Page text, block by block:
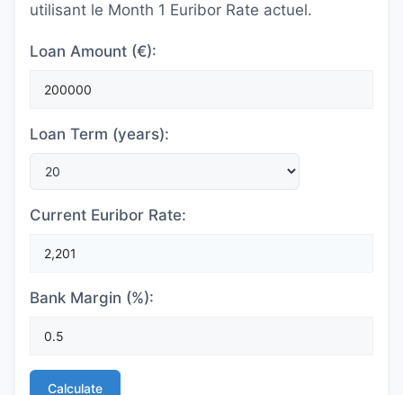
utilisant le Month 1 Euribor Rate actuel.
Loan Amount (€):
Loan Term (years):
Current Euribor Rate:
Bank Margin (%):
Calculate